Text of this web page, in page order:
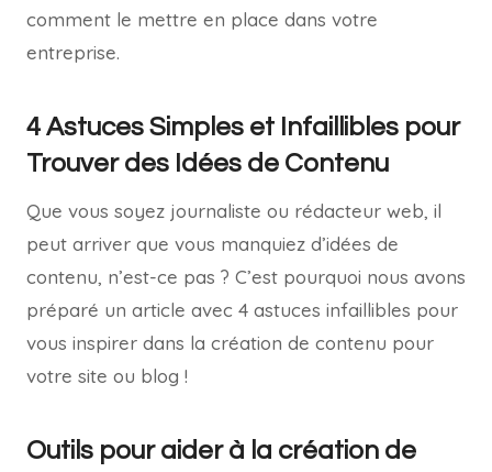
comment le mettre en place dans votre
entreprise.
4 Astuces Simples et Infaillibles pour
Trouver des Idées de Contenu
Que vous soyez journaliste ou rédacteur web, il
peut arriver que vous manquiez d’idées de
contenu, n’est-ce pas ? C’est pourquoi nous avons
préparé un article avec 4 astuces infaillibles pour
vous inspirer dans la création de contenu pour
votre site ou blog !
Outils pour aider à la création de